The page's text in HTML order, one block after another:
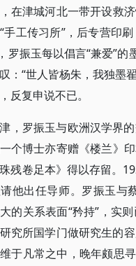
在津城河北一带开设救
手工传习所”，后专营印
罗振玉每以倡言“兼爱”
：“世人皆杨朱，我独墨
反复申说不已。
，罗振玉与欧洲汉学界
个博士亦寄赠《楼兰》
残卷足本》得以存留。
他出任导师。罗振玉与
的关系表面“矜持”，实
究所国学门做研究生的
于凡常之中，晚年颇思